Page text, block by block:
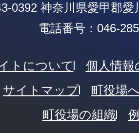
0392 神奈川県愛甲郡愛
電話番号：046-
トについて
個人情
サイトマップ
町役場
町役場の組織